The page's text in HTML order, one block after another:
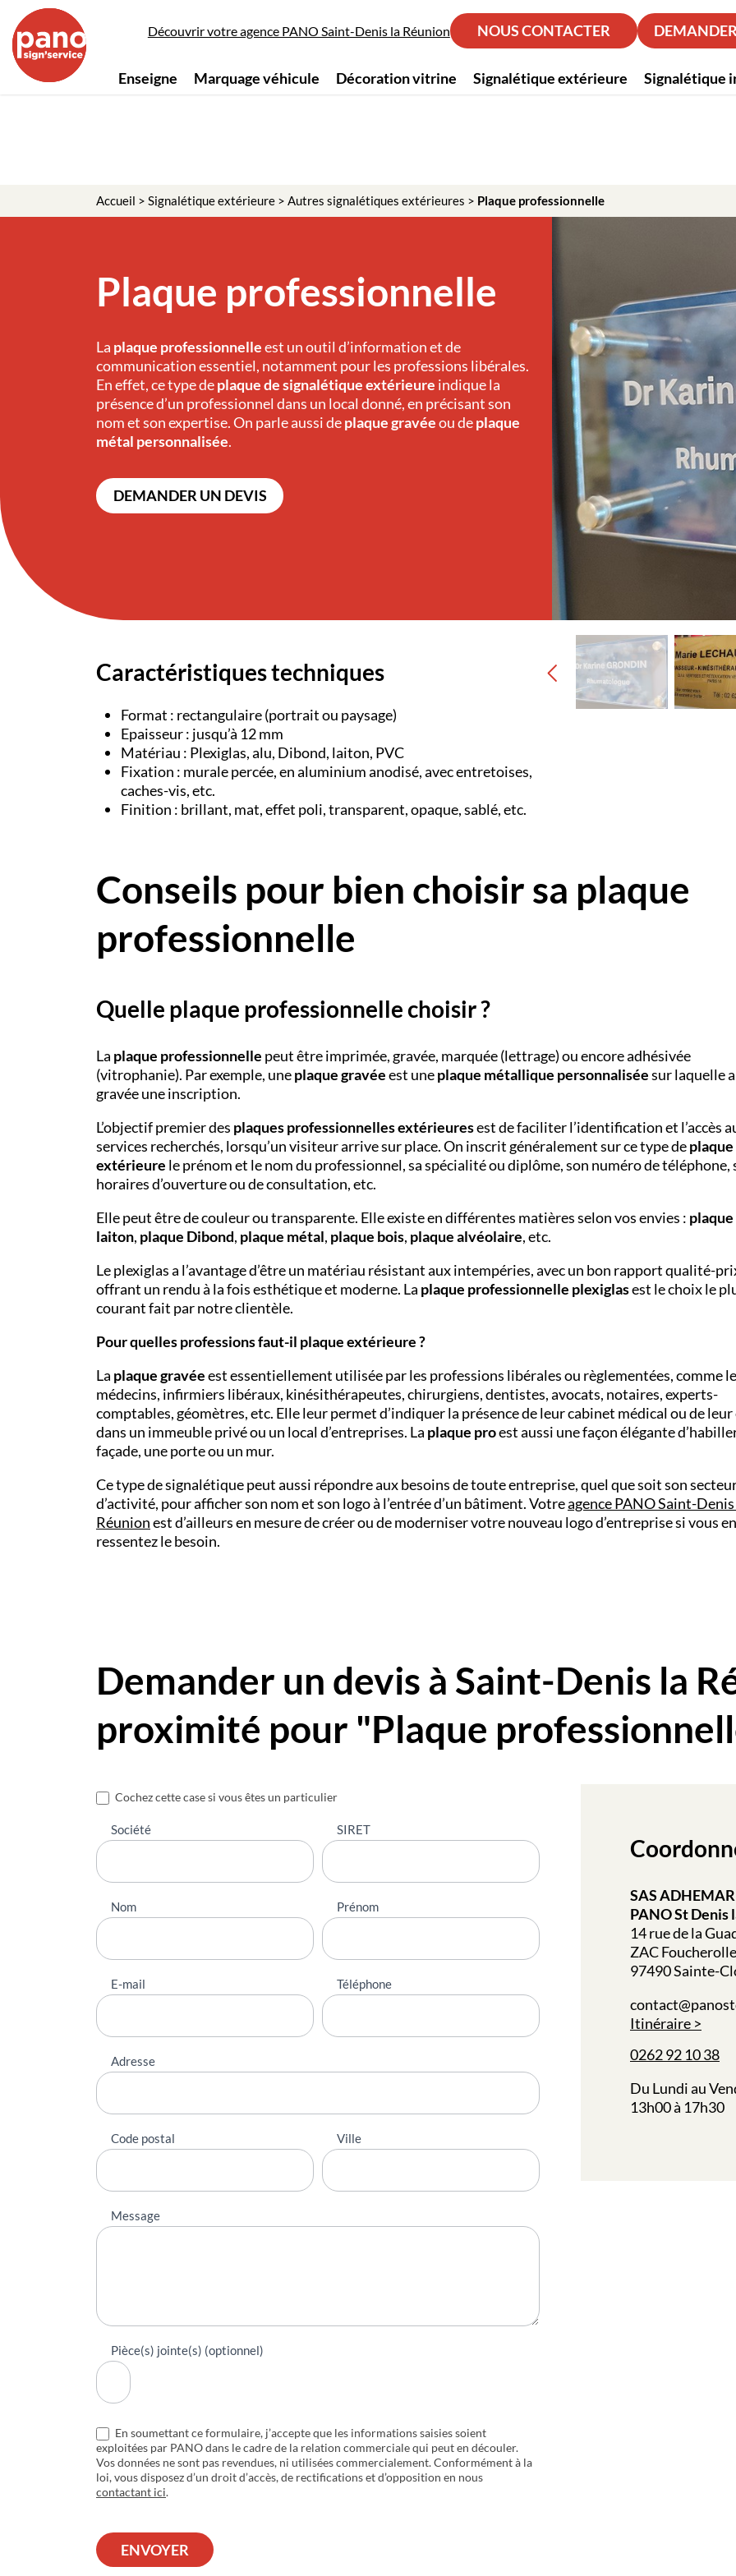
Enseigne Marquage véhicule Décoration vitrine Signalétique extérieure Signalétique
Découvrir votre agence PANO Saint-Denis la Réunion NOUS CONTACTER
Accueil > Signalétique extérieure > Autres signalétiques extérieures > Plaque professionnelle
Plaque professionnelle
La plaque professionnelleest un outil d’information et de
communication essentiel, notamment pour les professions libérales.
En effet, ce type deplaque de signalétique extérieure indique la
présence d’un professionnel dans un local donné, en précisant son
nom et son expertise. On parle aussi deplaque gravéeou deplaque
métal personnalisée.
DEMANDER UN DEVIS
Caractéristiques techniques
Format : rectangulaire (portrait ou paysage)
Epaisseur : jusqu’à 12 mm
Matériau : Plexiglas, alu, Dibond, laiton, PVC
Fixation : murale percée, en aluminium anodisé, avec entretoises,
caches-vis, etc.
Finition : brillant, mat, effet poli, transparent, opaque, sablé, etc.
Conseils pour bien choisir sa plaque
professionnelle
Quelle plaque professionnelle choisir ?
La plaque professionnelle peut être imprimée, gravée, marquée (lettrage) ou encore adhésivée
(vitrophanie). Par exemple, uneplaque gravéeest uneplaque métallique personnaliséesur laquelle
gravée une inscription.
L’objectif premier des plaques professionnelles extérieuresest de faciliter l’identification et l’accès
services recherchés, lorsqu’un visiteur arrive sur place. On inscrit généralement sur ce type deplaque
extérieure le prénom et le nom du professionnel, sa spécialité ou diplôme, son numéro de téléphone,
horaires d’ouverture ou de consultation, etc.
Elle peut être de couleur ou transparente. Elle existe en différentes matières selon vos envies : plaque
laiton, plaque Dibond, plaque métal, plaque bois, plaque alvéolaire, etc.
Le plexiglas a l’avantage d’être un matériau résistant aux intempéries, avec un bon rapport qualité-
offrant un rendu à la fois esthétique et moderne. La plaque professionnelle plexiglasest le choix le
courant fait par notre clientèle.
Pour quelles professions faut-il plaque extérieure ?
La plaque gravéeest essentiellement utilisée par les professions libérales ou règlementées, comme
médecins, infirmiers libéraux, kinésithérapeutes, chirurgiens, dentistes, avocats, notaires, experts-
comptables, géomètres, etc. Elle leur permet d’indiquer la présence de leur cabinet médical ou de
dans un immeuble privé ou un local d’entreprises. La plaque proest aussi une façon élégante
façade, une porte ou un mur.
Ce type de signalétique peut aussi répondre aux besoins de toute entreprise, quel que soit son
d’activité, pour afficher son nom et son logo à l’entrée d’un bâtiment. Votreagence PANO Saint-
Réunionest d’ailleurs en mesure de créer ou de moderniser votre nouveau logo d’entreprise si vous en
ressentez le besoin.
Demander un devis à Saint-Denis la
proximité pour "Plaque
NousCochez cette case si vous êtes un particulier
Société SIRET
Nom Prénom
E-mail Téléphone
Adresse
Code postal Ville
Message
Pièce(s) jointe(s) (optionnel)
En soumettant ce formulaire, j’accepte que les informations saisies soient
exploitées par PANO dans le cadre de la relation commerciale qui peut en découler.
Vos données ne sont pas revendues, ni utilisées commercialement. Conformément à la
loi, vous disposez d’un droit d’accès, de rectifications et d’opposition en nous
contactant ici.
ENVOYER
SAS
PANO St Denis
14 rue de la
ZAC
97490 Sainte-
Itinéraire
0262 92 10 38
Du Lundi au
13h00 à 17h30